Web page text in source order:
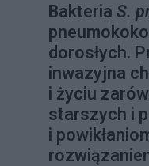
Bakteria S.
dorosłych.
inwazyjna
i życiu
starszych i
i